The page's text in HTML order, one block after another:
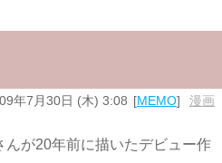
年7月30日 (木) 3:08 MEMO 漫画
が20年前に描いたデビュー作